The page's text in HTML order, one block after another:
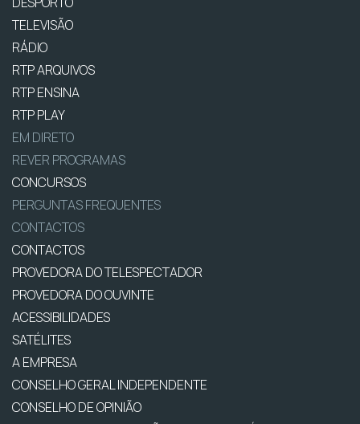
TELEVISÃO
RÁDIO
RTP ARQUIVOS
RTP ENSINA
RTP PLAY
EM DIRETO
REVER PROGRAMAS
CONCURSOS
PERGUNTAS FREQUENTES
CONTACTOS
CONTACTOS
PROVEDORA DO TELESPECTADOR
PROVEDORA DO OUVINTE
ACESSIBILIDADES
SATÉLITES
A EMPRESA
CONSELHO GERAL INDEPENDENTE
CONSELHO DE OPINIÃO